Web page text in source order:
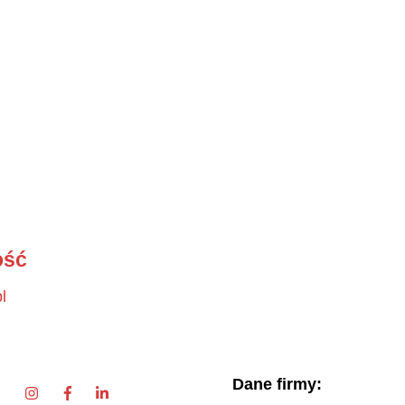
Dane firmy: